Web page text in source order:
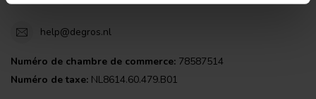
help@degros.nl
Numéro de chambre de commerce: 78587514
Numéro de taxe: NL8614.60.479.B01